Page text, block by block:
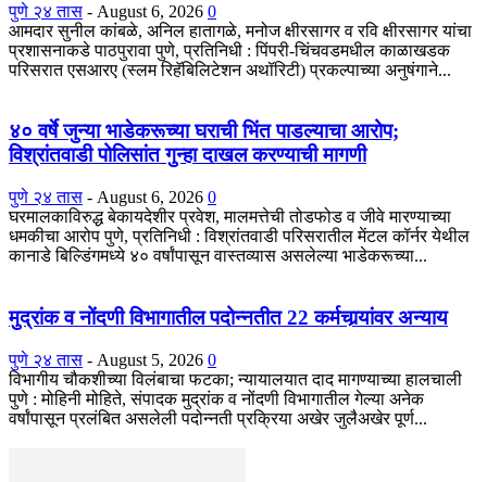
पुणे २४ तास - August 6, 2026 0
आमदार सुनील कांबळे, अनिल हातागळे, मनोज क्षीरसागर व रवि क्षीरसागर यांचा
प्रशासनाकडे पाठपुरावा पुणे, प्रतिनिधी : पिंपरी-चिंचवडमधील काळाखडक
परिसरात एसआरए (स्लम रिहॅबिलिटेशन अथॉरिटी) प्रकल्पाच्या अनुषंगाने...
४० वर्षे जुन्या भाडेकरूच्या घराची भिंत पाडल्याचा आरोप;
विश्रांतवाडी पोलिसांत गुन्हा दाखल करण्याची मागणी
पुणे २४ तास - August 6, 2026 0
घरमालकाविरुद्ध बेकायदेशीर प्रवेश, मालमत्तेची तोडफोड व जीवे मारण्याच्या
धमकीचा आरोप पुणे, प्रतिनिधी : विश्रांतवाडी परिसरातील मेंटल कॉर्नर येथील
कानाडे बिल्डिंगमध्ये ४० वर्षांपासून वास्तव्यास असलेल्या भाडेकरूच्या...
मुद्रांक व नोंदणी विभागातील पदोन्नतीत 22 कर्मचार्‍यांवर अन्याय
पुणे २४ तास - August 5, 2026 0
विभागीय चौकशीच्या विलंबाचा फटका; न्यायालयात दाद मागण्याच्या हालचाली
पुणे : मोहिनी मोहिते, संपादक मुद्रांक व नोंदणी विभागातील गेल्या अनेक
वर्षांपासून प्रलंबित असलेली पदोन्नती प्रक्रिया अखेर जुलैअखेर पूर्ण...